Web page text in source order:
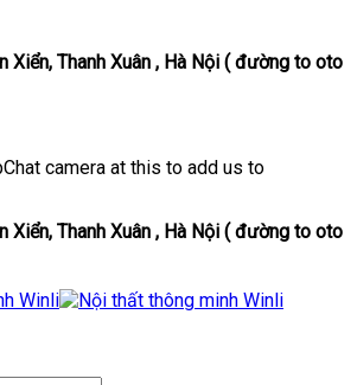
Xiển, Thanh Xuân , Hà Nội ( đường to oto
camera at this to add us to
Xiển, Thanh Xuân , Hà Nội ( đường to oto